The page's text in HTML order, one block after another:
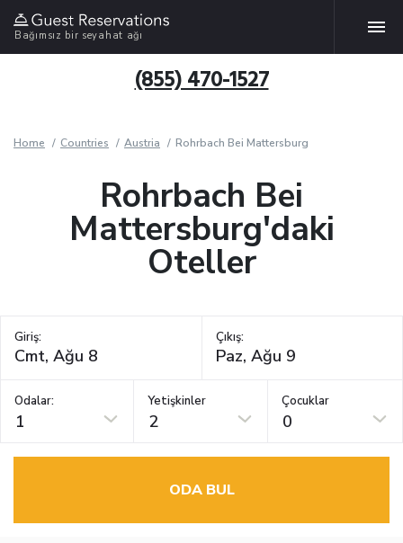
Bağımsız bir seyahat ağı
(855) 470-1527
Home Countries Austria Rohrbach Bei Mattersburg
Rohrbach Bei
Mattersburg'daki
Oteller
Giriş: Çıkış:
Odalar:
1
Yetişkinler
2
Çocuklar
0
ODA BUL